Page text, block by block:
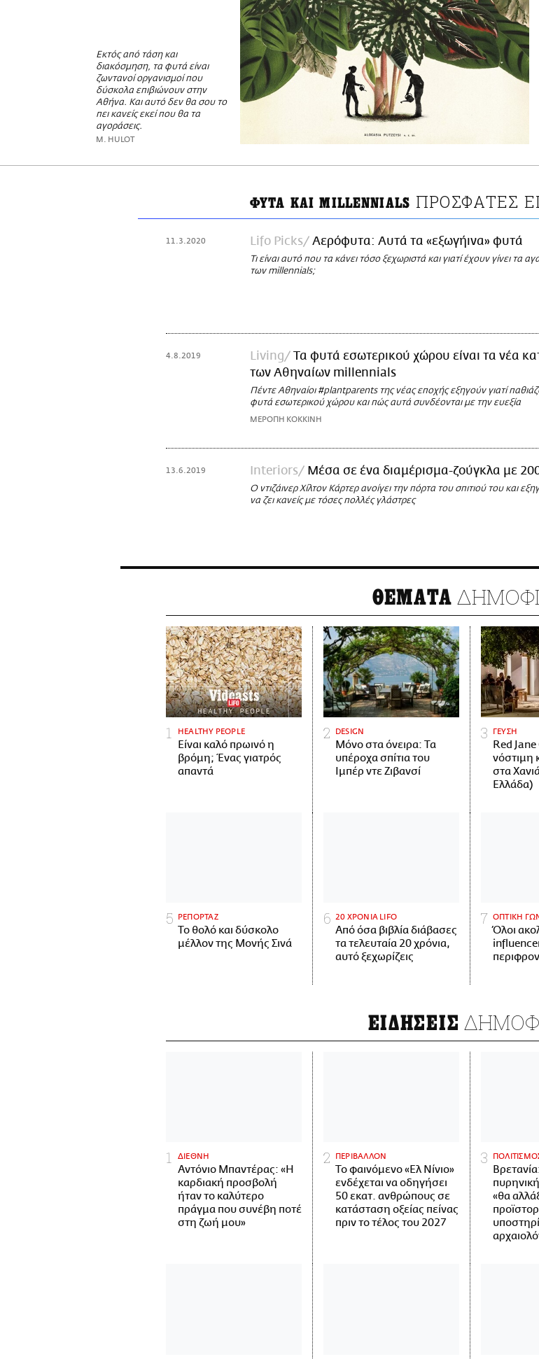
Εκτός από τάση και
διακόσμηση, τα φυτά είναι
ζωντανοί οργανισμοί που
δύσκολα επιβιώνουν στην
Αθήνα. Και αυτό δεν θα σου το
πει κανείς εκεί που θα τα
αγοράσεις.
M. HULOT
ΦΥΤΑ ΚΑΙ MILLENNIALS ΠΡΟΣΦΑΤΕΣ
11.3.2020 Lifo Picks Αερόφυτα: Αυτά τα «εξωγήινα» φυτά
Τι είναι αυτό που τα κάνει τόσο ξεχωριστά και γιατί έχουν γίνει τα
των millennials;
4.8.2019 Living
Τα φυτά εσωτερικού χώρου είναι τα νέα
των Αθηναίων millennials
Πέντε Αθηναίοι #plantparents της νέας εποχής εξηγούν γιατί
φυτά εσωτερικού χώρου και πώς αυτά συνδέονται με την ευεξία
ΜΕΡΟΠΗ ΚΟΚΚΙΝΗ
13.6.2019 Interiors Μέσα σε ένα διαμέρισμα-ζούγκλα με
Ο ντιζάινερ Χίλτον Κάρτερ ανοίγει την πόρτα του σπιτιού του και
να ζει κανείς με τόσες πολλές γλάστρες
ΘΕΜΑΤΑ
HEALTHY PEOPLE
Είναι καλό πρωινό η
βρόμη; Ένας γιατρός
απαντά
DESIGN
Μόνο στα όνειρα: Τα
υπέροχα σπίτια του
Ιμπέρ ντε Ζιβανσί
ΓΕΥΣΗ
Red
νόστιμη
στα
Ελλάδα)
ΡΕΠΟΡΤΑΖ
Το θολό και δύσκολο
μέλλον της Μονής Σινά
20 ΧΡΟΝΙΑ LIFO
Από όσα βιβλία διάβασες
τα τελευταία 20 χρόνια,
αυτό ξεχωρίζεις
ΟΠΤΙΚΗ
Όλοι
ΕΙΔΗΣΕΙΣ
ΔΙΕΘΝΗ
Αντόνιο Μπαντέρας: «Η
καρδιακή προσβολή
ήταν το καλύτερο
πράγμα που συνέβη ποτέ
στη ζωή μου»
ΠΕΡΙΒΑΛΛΟΝ
Το φαινόμενο «Ελ Νίνιο»
ενδέχεται να οδηγήσει
50 εκατ. ανθρώπους σε
κατάσταση οξείας πείνας
πριν το τέλος του 2027
«θα